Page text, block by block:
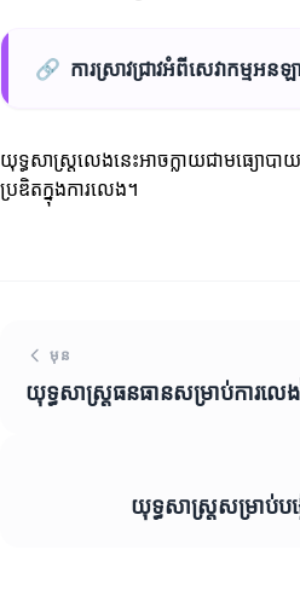
🔗 ការស្រាវជ្រាវអំពីសេវាកម្មអន
យុទ្ធសាស្ត្រលេងនេះអាចក្លាយជាមធ្យោបា
ប្រឌិតក្នុងការលេង។
មុន
យុទ្ធសាស្ត្រធនធានសម្រាប់ការលេង
យុទ្ធសាស្ត្រសម្រាប់បង្